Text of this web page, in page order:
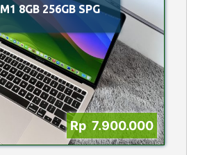
8GB 256GB SPG
Rp 7.900.000